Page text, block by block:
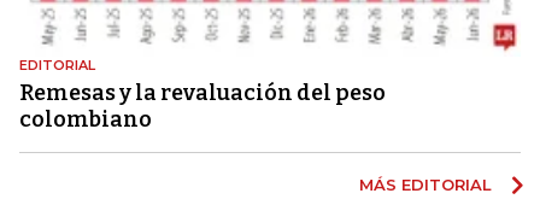
EDITORIAL
Remesas y la revaluación del peso
colombiano
MÁS EDITORIAL